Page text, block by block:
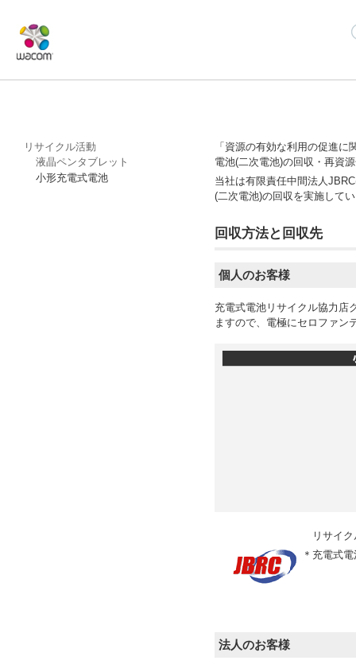
リサイクル活動
液晶ペンタブレット
小形充電式電池
「資源の有効な利用の促進
電池(二次電池)の回収・再資
当社は有限責任中間法人
(二次電池)の回収を実施して
回収方法と回収先
個人のお客様
充電式電池リサイクル協力店
ますので、電極にセロファン
リサイ
＊ 充電式
法人のお客様